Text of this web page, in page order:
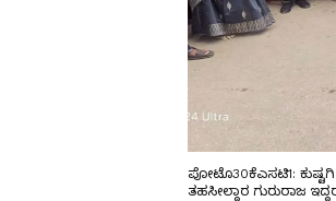
ಪೋಟೊ30ಕೆಎಸಟಿ1:
ತಹಸೀಲ್ದಾರ ಗುರುರಾಜ